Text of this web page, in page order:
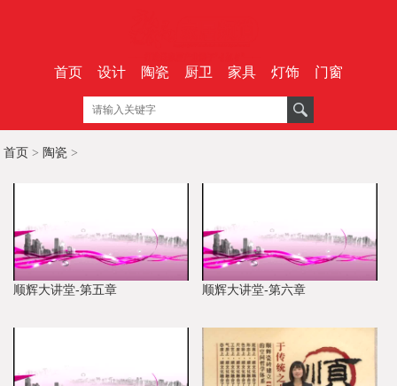
首页 设计 陶瓷 厨卫 家具 灯饰 门窗
首页 > 陶瓷 >
顺辉大讲堂-第五章 顺辉大讲堂-第六章